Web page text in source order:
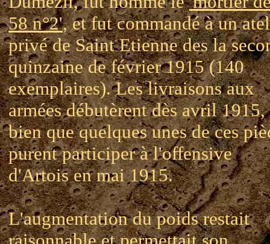
58 n°2', et fut commandé à un
privé de Saint Etienne des la
quinzaine de février 1915 (140
exemplaires). Les livraisons aux
armées débutèrent dès avril 1915,
bien que quelques unes de ces
purent participer à l'offensive
d'Artois en mai 1915.
L'augmentation du poids restait